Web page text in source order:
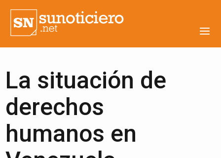
La situación de
derechos
humanos en